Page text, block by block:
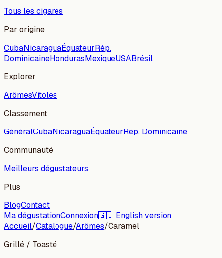
Tous les cigares
Par origine
CubaNicaraguaÉquateurRép.
DominicaineHondurasMexiqueUSABrésil
Explorer
ArômesVitoles
Classement
GénéralCubaNicaraguaÉquateurRép. Dominicaine
Communauté
Meilleurs dégustateurs
Plus
BlogContact
Ma dégustationConnexion🇬🇧 English version
Accueil/Catalogue/Arômes/Caramel
Grillé / Toasté